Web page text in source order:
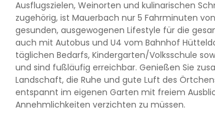
Ausflugszielen, Weinorten und kulinarischen
zugehörig, ist Mauerbach nur 5 Fahrminuten
gesunden, ausgewogenen Lifestyle für die
auch mit Autobus und U4 vom Bahnhof
täglichen Bedarfs, Kindergarten/Volksschule
und sind fußläufig erreichbar. Genießen Sie
Landschaft, die Ruhe und gute Luft des
entspannt im eigenen Garten mit freiem
Annehmlichkeiten verzichten zu müssen.